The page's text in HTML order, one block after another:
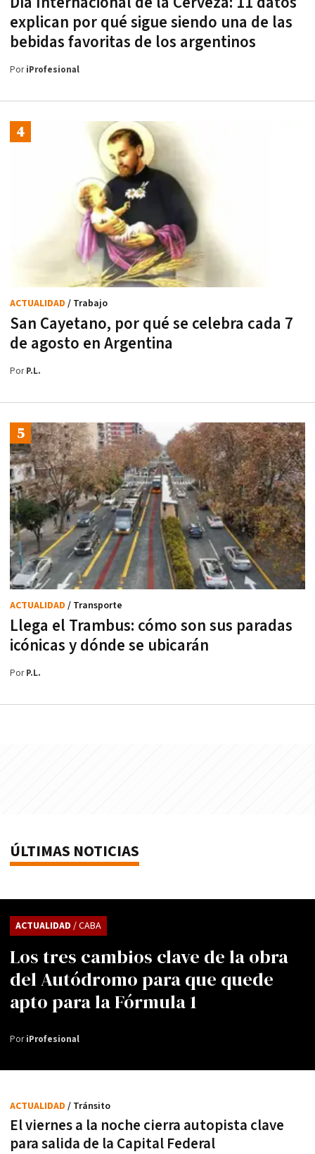
explican por qué sigue siendo una de las
bebidas favoritas de los argentinos
PoriProfesional
San Cayetano, por qué se celebra cada 7
de agosto en Argentina
ACTUALIDAD / Trabajo
PorP.L.
Llega el Trambus: cómo son sus paradas
icónicas y dónde se ubicarán
ACTUALIDAD / Transporte
PorP.L.
ÚLTIMAS NOTICIAS
Los tres cambios clave de la obra
del Autódromo para que quede
apto para la Fórmula 1
ACTUALIDAD / CABA
PoriProfesional
El viernes a la noche cierra autopista clave
para salida de la Capital Federal
ACTUALIDAD / Tránsito